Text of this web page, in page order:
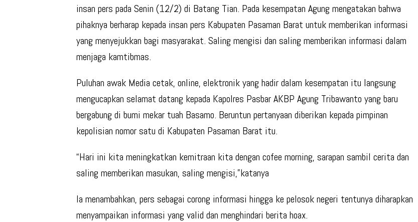
insan pers pada Senin (12/2) di Batang Tian. Pada kesempatan Agung mengatakan bahwa
pihaknya berharap kepada insan pers Kabupaten Pasaman Barat untuk memberikan informasi
yang menyejukkan bagi masyarakat. Saling mengisi dan saling memberikan informasi dalam
menjaga kamtibmas.
Puluhan awak Media cetak, online, elektronik yang hadir dalam kesempatan itu langsung
mengucapkan selamat datang kepada Kapolres Pasbar AKBP Agung Tribawanto yang baru
bergabung di bumi mekar tuah Basamo. Beruntun pertanyaan diberikan kepada pimpinan
kepolisian nomor satu di Kabupaten Pasaman Barat itu.
“Hari ini kita meningkatkan kemitraan kita dengan cofee morning, sarapan sambil cerita dan
saling memberikan masukan, saling mengisi,”katanya
Ia menambahkan, pers sebagai corong informasi hingga ke pelosok negeri tentunya diharapkan
menyampaikan informasi yang valid dan menghindari berita hoax.